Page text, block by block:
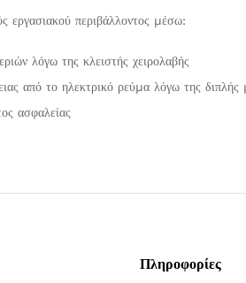
εργασιακού περιβάλλοντος µέσω:
λόγω της κλειστής χειρολαβής
από το ηλεκτρικό ρεύµα λόγω της διπλής
ασφαλείας
Πληροφορίες